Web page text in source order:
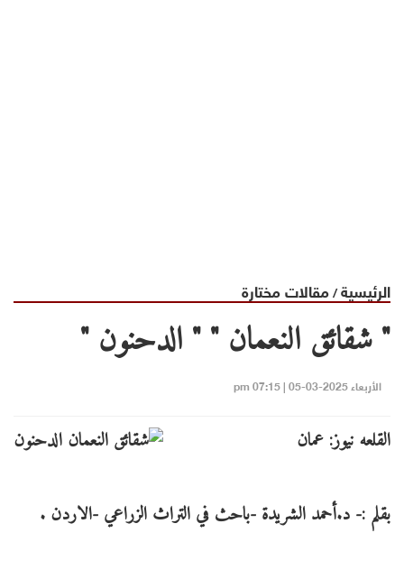
الرئيسية/مقالات مختارة
" شقائق النعمان " " الدحنون "
الأربعاء 2025-03-05 | 07:15 pm
القلعه نيوز: عمان
بقلم :- د.أحمد الشريدة -باحث في التراث الزراعي -الاردن .